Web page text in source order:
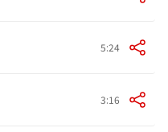
5:24
3:16